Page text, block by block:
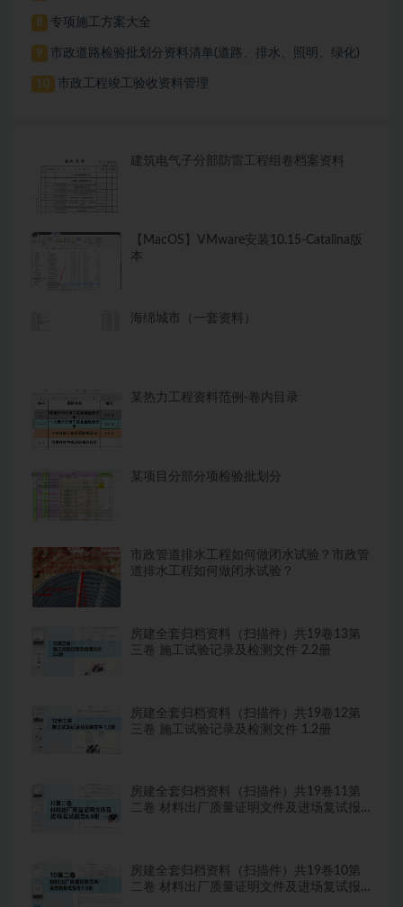
8 专项施工方案大全
9 市政道路检验批划分资料清单(道路、排水、照明、绿化)
10 市政工程竣工验收资料管理
建筑电气子分部防雷工程组卷档案资料
【MacOS】VMware安装10.15-Catalina版
本
海绵城市（一套资料）
某热力工程资料范例-卷内目录
某项目分部分项检验批划分
市政管道排水工程如何做闭水试验？市政管
道排水工程如何做闭水试验？
房建全套归档资料（扫描件）共19卷13第
三卷 施工试验记录及检测文件 2.2册
房建全套归档资料（扫描件）共19卷12第
三卷 施工试验记录及检测文件 1.2册
房建全套归档资料（扫描件）共19卷11第
二卷 材料出厂质量证明文件及进场复试报
房建全套归档资料（扫描件）共19卷10第
二卷 材料出厂质量证明文件及进场复试报